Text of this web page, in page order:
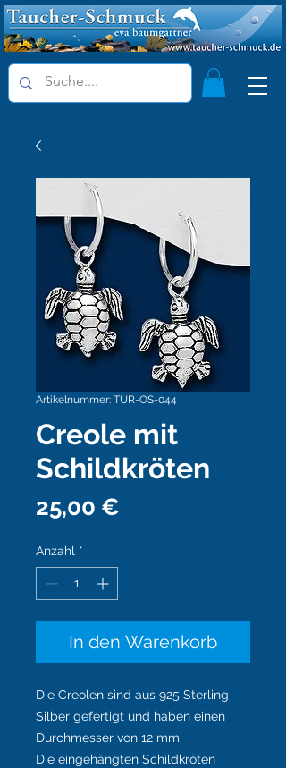
Artikelnummer: TUR-OS-044
Creole mit
Schildkröten
25,00 €
Anzahl *
In den Warenkorb
Die Creolen sind aus 925 Sterling
Silber gefertigt und haben einen
Durchmesser von 12 mm.
Die eingehängten Schildkröten